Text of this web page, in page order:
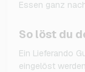
Essen ganz
So löst du
Ein Lieferando
eingelöst